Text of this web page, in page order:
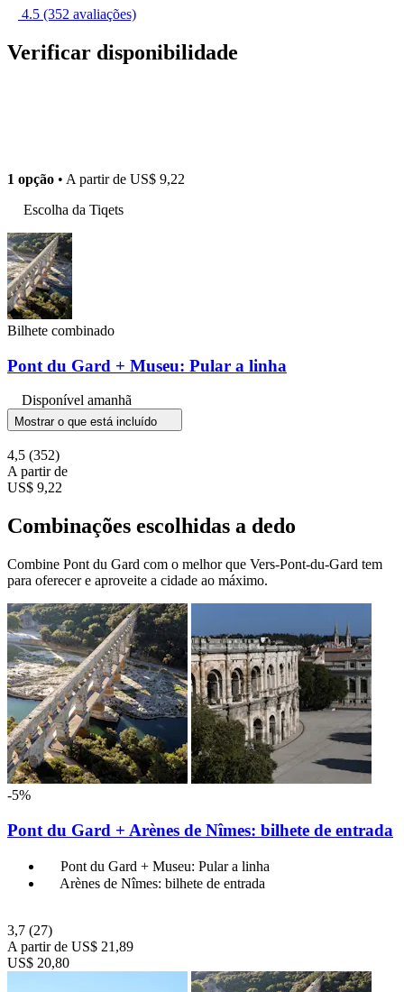
4.5 (352 avaliações)
Verificar disponibilidade
1 opção • A partir de US$ 9,22
Escolha da Tiqets
Bilhete combinado
Pont du Gard + Museu: Pular a linha
Disponível amanhã
Mostrar o que está incluído
4,5 (352)
A partir de
US$ 9,22
Combinações escolhidas a dedo
Combine Pont du Gard com o melhor que Vers-Pont-du-Gard tem
para oferecer e aproveite a cidade ao máximo.
-5%
Pont du Gard + Arènes de Nîmes: bilhete de entrada
Pont du Gard + Museu: Pular a linha
Arènes de Nîmes: bilhete de entrada
3,7 (27)
A partir de US$ 21,89
US$ 20,80